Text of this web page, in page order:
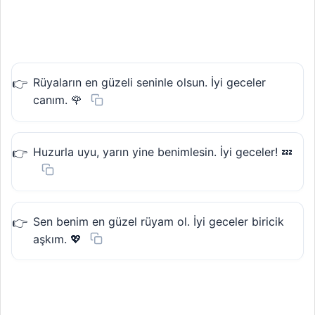
Rüyaların en güzeli seninle olsun. İyi geceler
canım. 🌹
Huzurla uyu, yarın yine benimlesin. İyi geceler! 💤
Sen benim en güzel rüyam ol. İyi geceler biricik
aşkım. 💖